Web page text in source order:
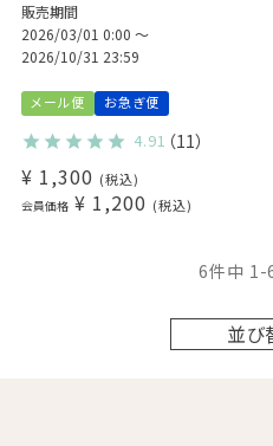
販売期間
2026/03/01 0:00 〜
2026/10/31 23:59
メール便 お急ぎ便
4.91 （11）
¥ 1,300 税込
会員価格 ¥ 1,200 税込
並び
6件中 1-